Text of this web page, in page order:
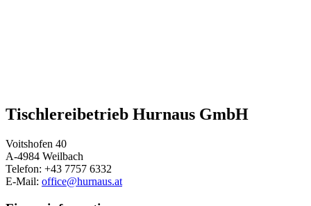
Tischlereibetrieb Hurnaus GmbH
Voitshofen 40
A-4984 Weilbach
Telefon: +43 7757 6332
E-Mail: office@hurnaus.at